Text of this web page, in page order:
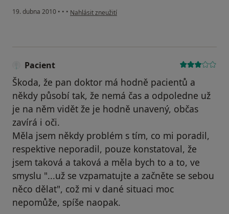
19. dubna 2010 • • • podle názoru uživatele Pacient
Nahlásit zneužití
Pacient
Škoda, že pan doktor má hodně pacientů a
někdy působí tak, že nemá čas a odpoledne už
je na něm vidět že je hodně unavený, občas
zavírá i oči.
Měla jsem někdy problém s tím, co mi poradil,
respektive neporadil, pouze konstatoval, že
jsem taková a taková a měla bych to a to, ve
smyslu "...už se vzpamatujte a začněte se sebou
něco dělat", což mi v dané situaci moc
nepomůže, spíše naopak.